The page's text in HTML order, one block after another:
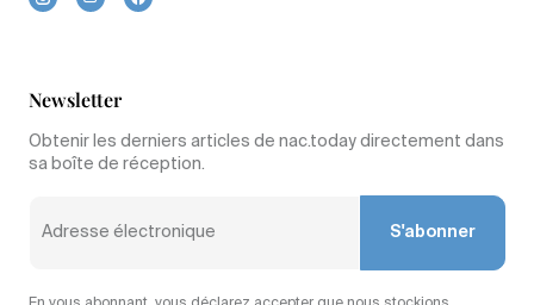
Newsletter
Obtenir les derniers articles de nac.today directement dans
sa boîte de réception.
S'abonner